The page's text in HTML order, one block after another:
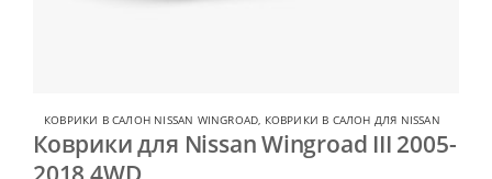
КОВРИКИ В САЛОН NISSAN WINGROAD, КОВРИКИ В САЛОН ДЛЯ NISSAN
Коврики для Nissan Wingroad III 2005-